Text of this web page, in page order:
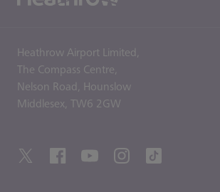
Heathrow Airport Limited,
The Compass Centre,
Nelson Road, Hounslow
Middlesex, TW6 2GW